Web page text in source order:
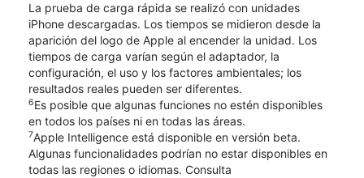
La prueba de carga rápida se realizó con unidades
iPhone descargadas. Los tiempos se midieron desde la
aparición del logo de Apple al encender la unidad. Los
tiempos de carga varían según el adaptador, la
configuración, el uso y los factores ambientales; los
resultados reales pueden ser diferentes.
6Es posible que algunas funciones no estén disponibles
en todos los países ni en todas las áreas.
7Apple Intelligence está disponible en versión beta.
Algunas funcionalidades podrían no estar disponibles en
todas las regiones o idiomas. Consulta